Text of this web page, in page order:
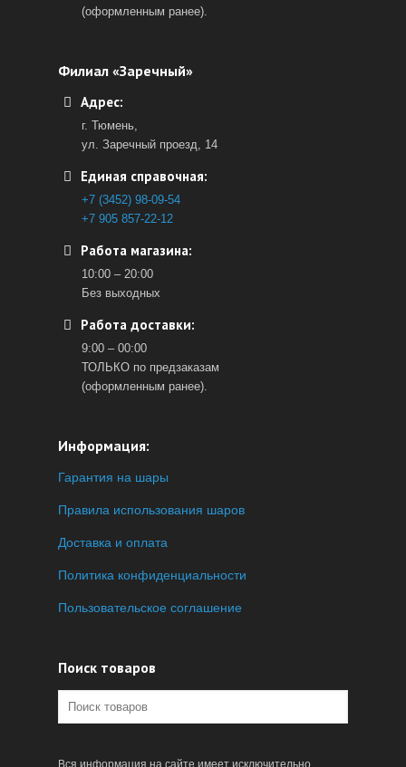
(оформленным ранее).
Филиал «Заречный»
Адрес:
г. Тюмень,
ул. Заречный проезд, 14
Единая справочная:
+7 (3452) 98-09-54
+7 905 857-22-12
Работа магазина:
10:00 – 20:00
Без выходных
Работа доставки:
9:00 – 00:00
ТОЛЬКО по предзаказам
(оформленным ранее).
Информация:
Гарантия на шары
Правила использования шаров
Доставка и оплата
Политика конфиденциальности
Пользовательское соглашение
Поиск товаров
Вся информация на сайте имеет исключительно